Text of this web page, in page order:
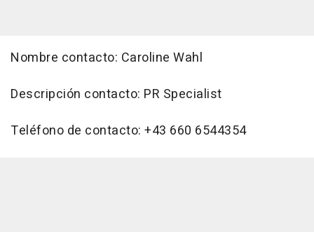
Nombre contacto: Caroline Wahl
Descripción contacto: PR Specialist
Teléfono de contacto: +43 660 6544354